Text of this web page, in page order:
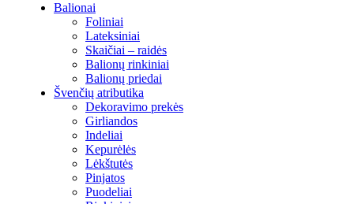
Balionai
Foliniai
Lateksiniai
Skaičiai – raidės
Balionų rinkiniai
Balionų priedai
Švenčių atributika
Dekoravimo prekės
Girliandos
Indeliai
Kepurėlės
Lėkštutės
Pinjatos
Puodeliai